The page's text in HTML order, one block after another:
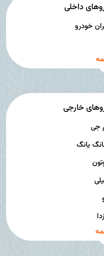
داخلی
خودرو
خارجی
جی
یانگ